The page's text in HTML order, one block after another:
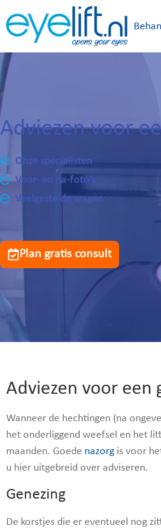
Adviezen voor
Onze specialisten
Voor- en na-foto's
Veelgestelde vragen
Plan gratis consult
Adviezen voor een
Wanneer de hechtingen (na
het onderliggend weefsel en het
maanden. Goede nazorg is voor
u hier uitgebreid over adviseren.
Genezing
De korstjes die er eventueel nog